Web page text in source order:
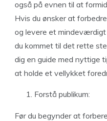
også på evnen til at
Hvis du ønsker at
og levere et mindeværdigt
du kommet til det rette
dig en guide med nyttige
at holde et vellykket
Forstå publikum:
Før du begynder at